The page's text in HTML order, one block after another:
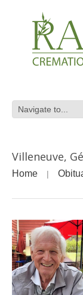
Villeneuve,
Home